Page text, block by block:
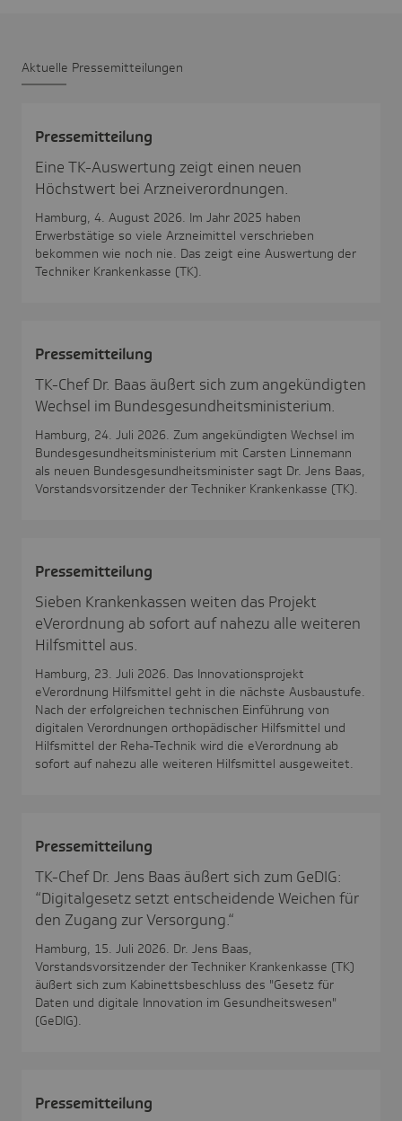
Aktu­elle Pres­se­mit­tei­lungen
Pres­se­mit­tei­lung
Eine TK-Auswertung zeigt einen neuen
Höchstwert bei Arzneiverordnungen.
Hamburg, 4. August 2026. Im Jahr 2025 haben
Erwerbstätige so viele Arzneimittel verschrieben
bekommen wie noch nie. Das zeigt eine Auswertung der
Techniker Krankenkasse (TK).
Pres­se­mit­tei­lung
TK-Chef Dr. Baas äußert sich zum angekündigten
Wechsel im Bundesgesundheitsministerium.
Hamburg, 24. Juli 2026. Zum angekündigten Wechsel im
Bundesgesundheitsministerium mit Carsten Linnemann
als neuen Bundesgesundheitsminister sagt Dr. Jens Baas,
Vorstandsvorsitzender der Techniker Krankenkasse (TK).
Pres­se­mit­tei­lung
Sieben Krankenkassen weiten das Projekt
eVerordnung ab sofort auf nahezu alle weiteren
Hilfsmittel aus.
Hamburg, 23. Juli 2026. Das Innovationsprojekt
eVerordnung Hilfsmittel geht in die nächste Ausbaustufe.
Nach der erfolgreichen technischen Einführung von
digitalen Verordnungen orthopädischer Hilfsmittel und
Hilfsmittel der Reha-Technik wird die eVerordnung ab
sofort auf nahezu alle weiteren Hilfsmittel ausgeweitet.
Pres­se­mit­tei­lung
TK-Chef Dr. Jens Baas äußert sich zum GeDIG:
“Digitalgesetz setzt entscheidende Weichen für
den Zugang zur Versorgung.“
Hamburg, 15. Juli 2026. Dr. Jens Baas,
Vorstandsvorsitzender der Techniker Krankenkasse (TK)
äußert sich zum Kabinettsbeschluss des "Gesetz für
Daten und digitale Innovation im Gesundheitswesen"
(GeDIG).
Pres­se­mit­tei­lung